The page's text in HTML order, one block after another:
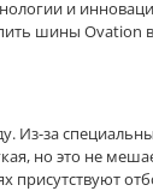
и
шины
Из-за
но это не
присутствуют